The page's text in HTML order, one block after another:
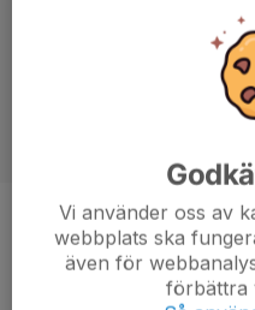
Position
-
11 år
Vi använder oss av
webbplats ska
även för
förbättra